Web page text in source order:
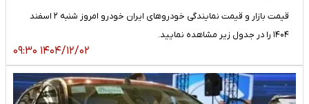
قیمت بازار و قیمت نمایندگی خودرو‌های ایران خودرو امروز شنبه ۲ اسفند
۱۴۰۴ را در جدول زیر مشاهده نمایید.
۱۴۰۴/۱۲/۰۲ ۰۹:۳۰